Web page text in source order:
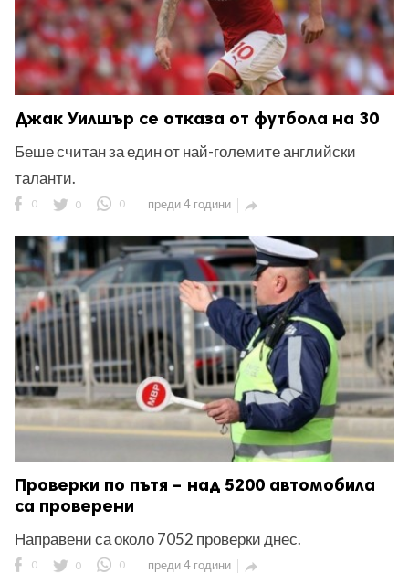
Джак Уилшър се отказа от футбола на 30
Беше считан за един от най-големите английски
таланти.
0 0 0 преди 4 години 
Проверки по пътя – над 5200 автомобила
са проверени
Направени са около 7052 проверки днес.
0 0 0 преди 4 години 